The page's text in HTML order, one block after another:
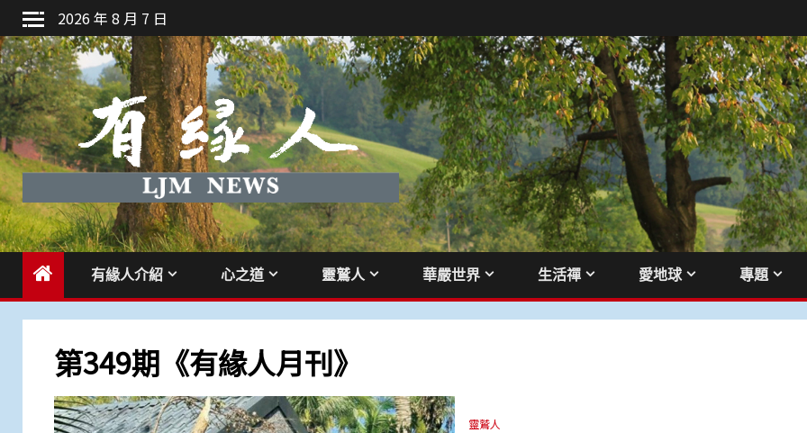
Skip
to
content
2026 年 8 月 7 日
有緣人介紹 心之道 靈鷲人 華嚴世界 生活禪 愛地球 專題
第349期《有緣人月刊》
靈鷲人